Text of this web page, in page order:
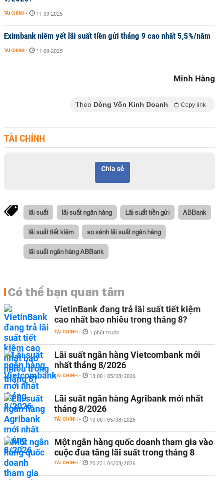
TÀI CHÍNH - 11-09-2025
Eximbank niêm yết lãi suất tiền gửi tháng 9 cao nhất 5,5%/năm
TÀI CHÍNH - 11-09-2025
Minh Hằng
Theo Dòng Vốn Kinh Doanh Copy link
TÀI CHÍNH
Chia sẻ
lãi suất lãi suất ngân hàng Lãi suất tiền gửi ABBank
lãi suất tiết kiệm so sánh lãi suất ngân hàng
lãi suất ngân hàng ABBank
Có thể bạn quan tâm
VietinBank đang trả lãi suất tiết kiệm
cao nhất bao nhiêu trong tháng 8?
TÀI CHÍNH - 1 phút trước
Lãi suất ngân hàng Vietcombank mới
nhất tháng 8/2026
TÀI CHÍNH - 13:00 | 05/08/2026
Lãi suất ngân hàng Agribank mới nhất
tháng 8/2026
TÀI CHÍNH - 10:00 | 05/08/2026
Một ngân hàng quốc doanh tham gia vào
cuộc đua tăng lãi suất trong tháng 8
TÀI CHÍNH - 20:23 | 04/08/2026